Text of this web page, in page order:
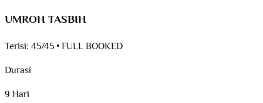
UMROH TASBIH
Terisi: 45/45•FULL BOOKED
Durasi
9 Hari